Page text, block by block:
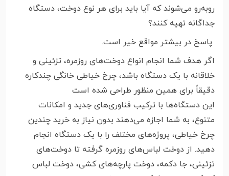
روبه‌رو می‌شوند که آیا باید برای هر نوع دوخت، دستگاه
جداگانه تهیه کنند؟
پاسخ در بیشتر مواقع خیر است.
اگر هدف شما انجام انواع دوخت‌های روزمره، تزئینی و
خلاقانه با یک دستگاه باشد، چرخ خیاطی خانگی چندکاره
دقیقاً برای همین منظور طراحی شده است
این دستگاه‌ها با ترکیب فناوری‌های جدید و امکانات
متنوع، به شما اجازه می‌دهند بدون نیاز به خرید چندین
چرخ خیاطی، پروژه‌های مختلف را با یک دستگاه انجام
دهید. از دوخت لباس‌های روزمره گرفته تا دوخت‌های
تزئینی، جا دکمه، دوخت پارچه‌های کشی، دوخت لباس